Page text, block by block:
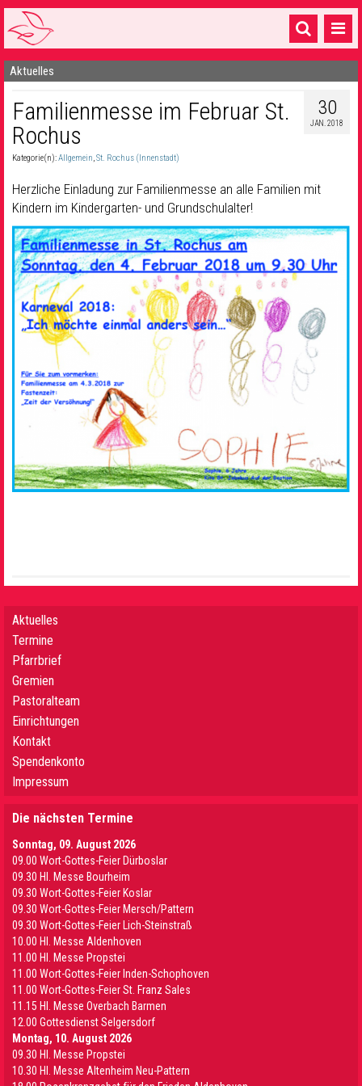
Startseite
1 Pfarrei
16 Gemeinden & mehr
Sakramente & Feste
Gemeinschaft & Soziales
Musik& Kultur
Seelsorge & Kontakt
Aktuelles
30
JAN. 2018
Familienmesse im Februar St.
Rochus
Kategorie(n):Allgemein,St. Rochus (Innenstadt)
Herzliche Einladung zur Familienmesse an alle Familien mit
Kindern im Kindergarten- und Grundschulalter!
Aktuelles
Termine
Pfarrbrief
Gremien
Pastoralteam
Einrichtungen
Kontakt
Spendenkonto
Impressum
Die nächsten Termine
Sonntag, 09. August 2026
09.00 Wort-Gottes-Feier Dürboslar
09.30 HI. Messe Bourheim
09.30 Wort-Gottes-Feier Koslar
09.30 Wort-Gottes-Feier Mersch/Pattern
09.30 Wort-Gottes-Feier Lich-Steinstraß
10.00 Hl. Messe Aldenhoven
11.00 Hl. Messe Propstei
11.00 Wort-Gottes-Feier Inden-Schophoven
11.00 Wort-Gottes-Feier St. Franz Sales
11.15 Hl. Messe Overbach Barmen
12.00 Gottesdienst Selgersdorf
Montag, 10. August 2026
09.30 Hl. Messe Propstei
10.30 Hl. Messe Altenheim Neu-Pattern